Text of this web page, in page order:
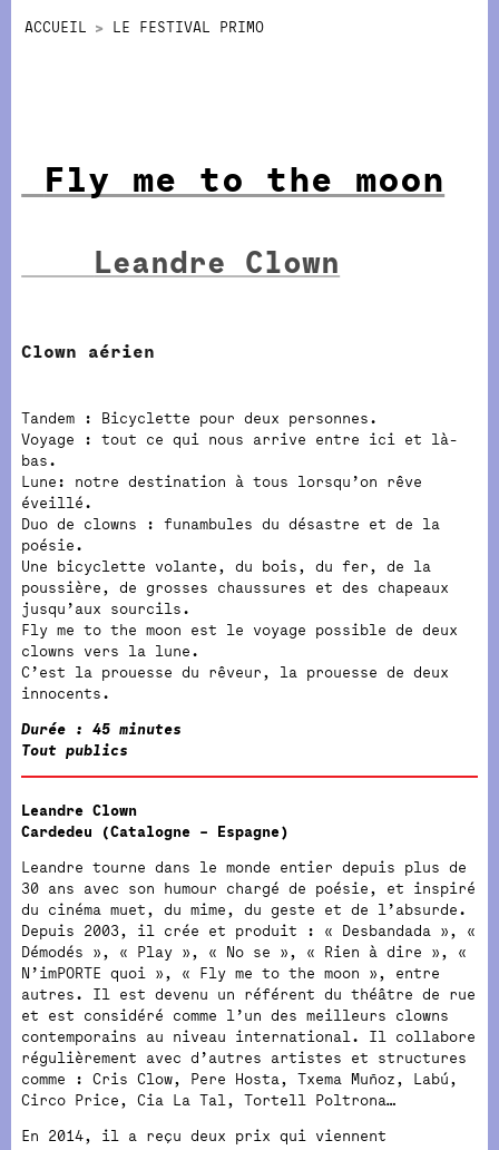
ACCUEIL LE FESTIVAL PRIMO
Fly me to the moon
Leandre Clown
Clown aérien
Tandem : Bicyclette pour deux personnes.
Voyage : tout ce qui nous arrive entre ici et là-
bas.
Lune: notre destination à tous lorsqu’on rêve
éveillé.
Duo de clowns : funambules du désastre et de la
poésie.
Une bicyclette volante, du bois, du fer, de la
poussière, de grosses chaussures et des chapeaux
jusqu’aux sourcils.
Fly me to the moon est le voyage possible de deux
clowns vers la lune.
C’est la prouesse du rêveur, la prouesse de deux
innocents.
Durée : 45 minutes
Tout publics
Leandre Clown
Cardedeu (Catalogne – Espagne)
Leandre tourne dans le monde entier depuis plus de
30 ans avec son humour chargé de poésie, et inspiré
du cinéma muet, du mime, du geste et de l’absurde.
Depuis 2003, il crée et produit : « Desbandada », «
Démodés », « Play », « No se », « Rien à dire », «
N’imPORTE quoi », « Fly me to the moon », entre
autres. Il est devenu un référent du théâtre de rue
et est considéré comme l’un des meilleurs clowns
contemporains au niveau international. Il collabore
régulièrement avec d’autres artistes et structures
comme : Cris Clow, Pere Hosta, Txema Muñoz, Labú,
Circo Price, Cia La Tal, Tortell Poltrona…
En 2014, il a reçu deux prix qui viennent